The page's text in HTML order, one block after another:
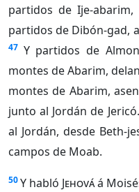
partidos de Ije-
partidos de Dibón-gad,
47 Y partidos de
montes de Abarim,
montes de Abarim,
junto al Jordán de Jericó.
al Jordán, desde Beth-
campos de Moab.
50Y habló Jehováá